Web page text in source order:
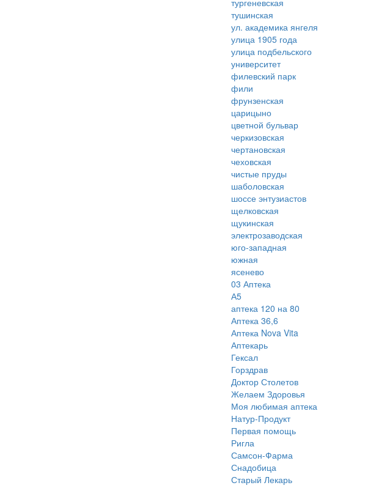
тургеневская
тушинская
ул. академика янгеля
улица 1905 года
улица подбельского
университет
филевский парк
фили
фрунзенская
царицыно
цветной бульвар
черкизовская
чертановская
чеховская
чистые пруды
шаболовская
шоссе энтузиастов
щелковская
щукинская
электрозаводская
юго-западная
южная
ясенево
03 Аптека
А5
аптека 120 на 80
Аптека 36,6
Аптека Nova Vita
Аптекарь
Гексал
Горздрав
Доктор Столетов
Желаем Здоровья
Моя любимая аптека
Натур-Продукт
Первая помощь
Ригла
Самсон-Фарма
Снадобица
Старый Лекарь